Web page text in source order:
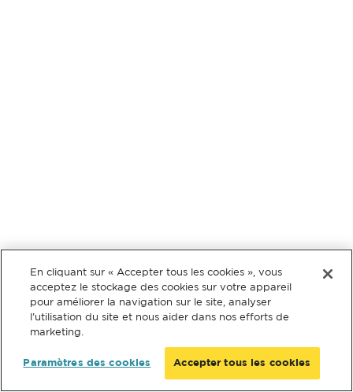
En cliquant sur « Accepter tous les cookies », vous
acceptez le stockage des cookies sur votre appareil
pour améliorer la navigation sur le site, analyser
l’utilisation du site et nous aider dans nos efforts de
marketing.
Paramètres des cookies Accepter tous les cookies